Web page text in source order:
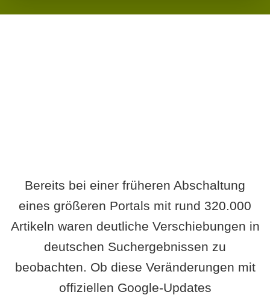
Bereits bei einer früheren Abschaltung
eines größeren Portals mit rund 320.000
Artikeln waren deutliche Verschiebungen in
deutschen Suchergebnissen zu
beobachten. Ob diese Veränderungen mit
offiziellen Google-Updates